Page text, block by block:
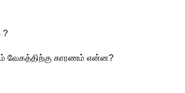
?
வேகத்திற்கு காரணம் என்ன?